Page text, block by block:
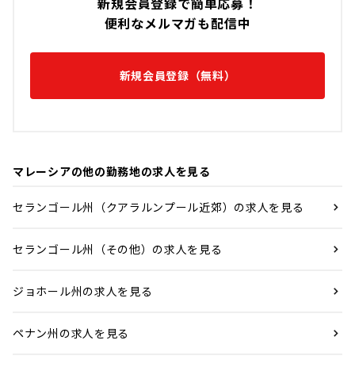
便利なメルマガも配信中
新規会員登録（無料）
マレーシアの他の勤務地の求人を見る
セランゴール州（クアラルンプール近郊）の求人を見る
セランゴール州（その他）の求人を見る
ジョホール州の求人を見る
ペナン州の求人を見る